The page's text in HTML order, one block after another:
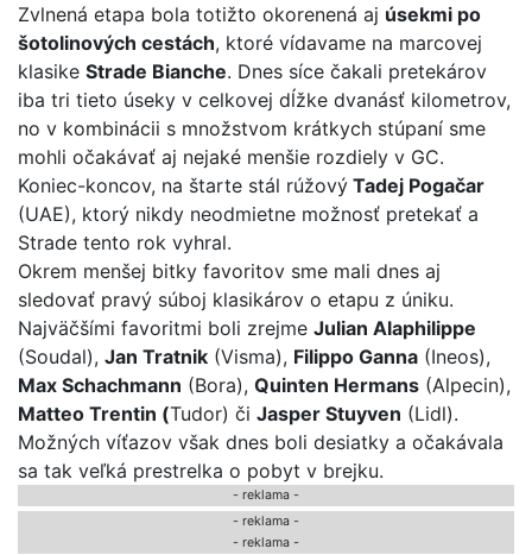
Zvlnená etapa bola totižto okorenená aj úsekmi po
šotolinových cestách, ktoré vídavame na marcovej
klasike Strade Bianche. Dnes síce čakali pretekárov
iba tri tieto úseky v celkovej dĺžke dvanásť kilometrov,
no v kombinácii s množstvom krátkych stúpaní sme
mohli očakávať aj nejaké menšie rozdiely v GC.
Koniec-koncov, na štarte stál rúžový Tadej Pogačar
(UAE), ktorý nikdy neodmietne možnosť pretekať a
Strade tento rok vyhral.
Okrem menšej bitky favoritov sme mali dnes aj
sledovať pravý súboj klasikárov o etapu z úniku.
Najväčšími favoritmi boli zrejme Julian Alaphilippe
(Soudal), Jan Tratnik (Visma), Filippo Ganna (Ineos),
Max Schachmann (Bora), Quinten Hermans (Alpecin),
Matteo Trentin (Tudor) či Jasper Stuyven (Lidl).
Možných víťazov však dnes boli desiatky a očakávala
sa tak veľká prestrelka o pobyt v brejku.
- reklama -
- reklama -
- reklama -